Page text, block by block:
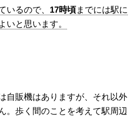
いるので、 17時頃までには駅に
いと思います。
自販機はありますが、それ以外
。歩く間のことを考えて駅周辺